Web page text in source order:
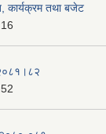
कार्यक्रम तथा बजेट